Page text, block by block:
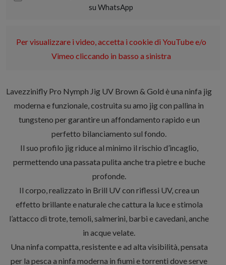
su WhatsApp
Per visualizzare i video, accetta i cookie di YouTube e/o
Vimeo cliccando in basso a sinistra
Lavezzinifly Pro Nymph Jig UV Brown & Gold è una ninfa jig
moderna e funzionale, costruita su amo jig con pallina in
tungsteno per garantire un affondamento rapido e un
perfetto bilanciamento sul fondo.
Il suo profilo jig riduce al minimo il rischio d’incaglio,
permettendo una passata pulita anche tra pietre e buche
profonde.
Il corpo, realizzato in Brill UV con riflessi UV, crea un
effetto brillante e naturale che cattura la luce e stimola
l’attacco di trote, temoli, salmerini, barbi e cavedani, anche
in acque velate.
Una ninfa compatta, resistente e ad alta visibilità, pensata
per la pesca a ninfa moderna in fiumi e torrenti dove serve